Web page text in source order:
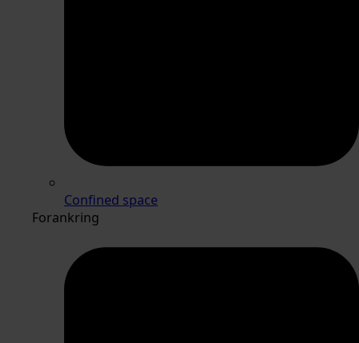
Confined space
Forankring